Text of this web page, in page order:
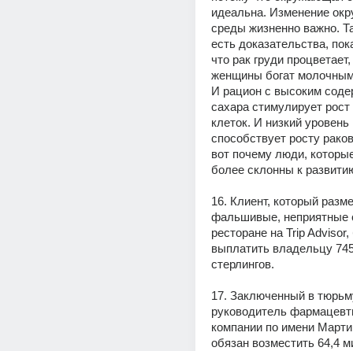
идеальна. Изменение
среды жизненно важно.
есть доказательства,
что рак груди
женщины богат
И рацион с высоким
сахара стимулирует
клеток. И низкий
способствует росту
вот почему люди,
более склонны к
16. Клиент, который
фальшивые, неприятные
ресторане на Trip
выплатить владельцу
стерлингов.
17. Заключенный в
руководитель
компании по имени
обязан возместить 64,4